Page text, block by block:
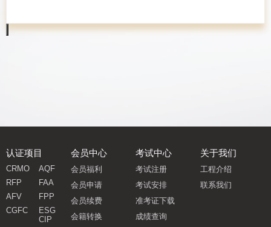
认证项目
CRMO
AQF
RFP
FAA
AFV
FPP
CGFC
ESG
CIP
会员中心
会员福利
会员申请
会员续费
会籍转换
考试中心
考试注册
考试安排
准考证下载
成绩查询
关于我们
工程介绍
联系我们